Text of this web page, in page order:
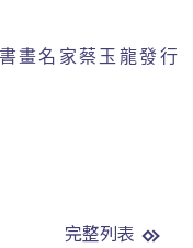
畫名家蔡玉龍發行
完整列表